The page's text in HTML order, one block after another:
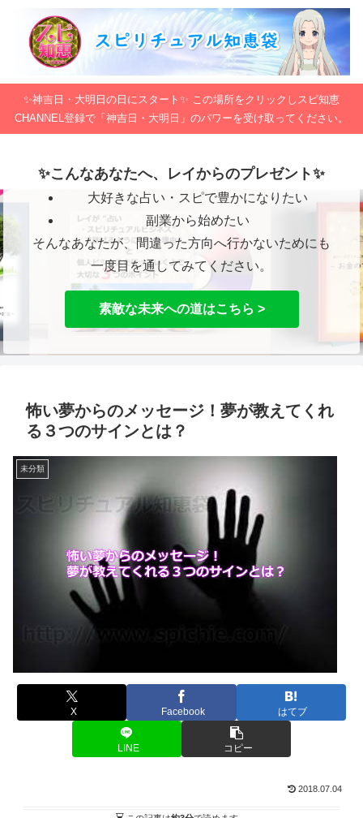
✨神吉日・大明日の日にスタート✨ この場所をクリックしスピ知恵
CHANNEL登録で「神吉日・大明日」のパワーを受け取ってください。
✨こんなあなたへ、レイからのプレゼント✨
大好きな占い・スピで豊かになりたい
副業から始めたい
そんなあなたが、間違った方向へ行かないためにも
一度目を通してみてください。
素敵な未来への道はこちら >
怖い夢からのメッセージ！夢が教えてくれ
る３つのサインとは？
未分類
X Facebook はてブ
LINE コピー
2018.07.04